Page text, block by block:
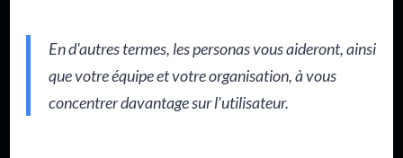
En d'autres termes, les personas vous aideront, ainsi
que votre équipe et votre organisation, à vous
concentrer davantage sur l'utilisateur.